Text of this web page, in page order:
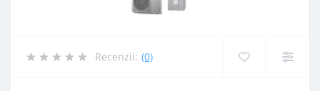
Recenzii: (0)